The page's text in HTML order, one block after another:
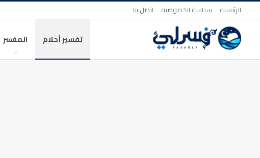
الرئيسية سياسة الخصوصية اتصل بنا
تفسير أحلام المفسر